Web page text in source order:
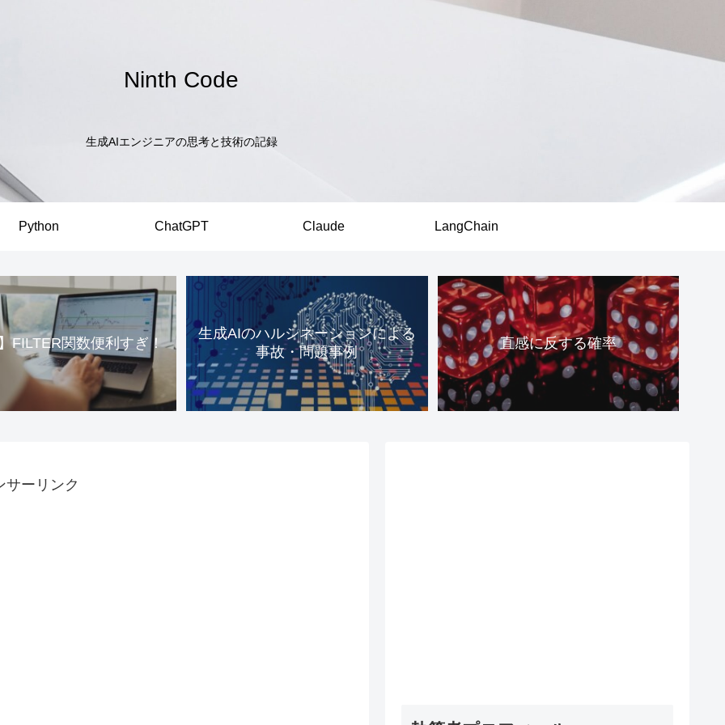
Ninth Code
生成AIエンジニアの思考と技術の記録
Python ChatGPT Claude LangChain
FILTER関数便利すぎ！
生成AIのハルシネーションによる
事故・問題事例
直感に反する確率
サーリンク